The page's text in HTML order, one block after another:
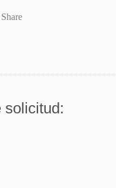
solicitud: